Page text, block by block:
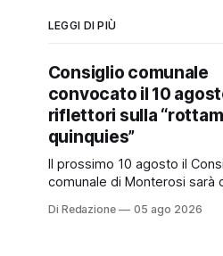
LEGGI DI PIÙ
Consiglio comunale
convocato il 10
riflettori sulla
quinquies”
Il prossimo 10 agosto il
comunale di Monterosi sarà
incidere concretamente sulle
Di Redazione 05 ago 2026